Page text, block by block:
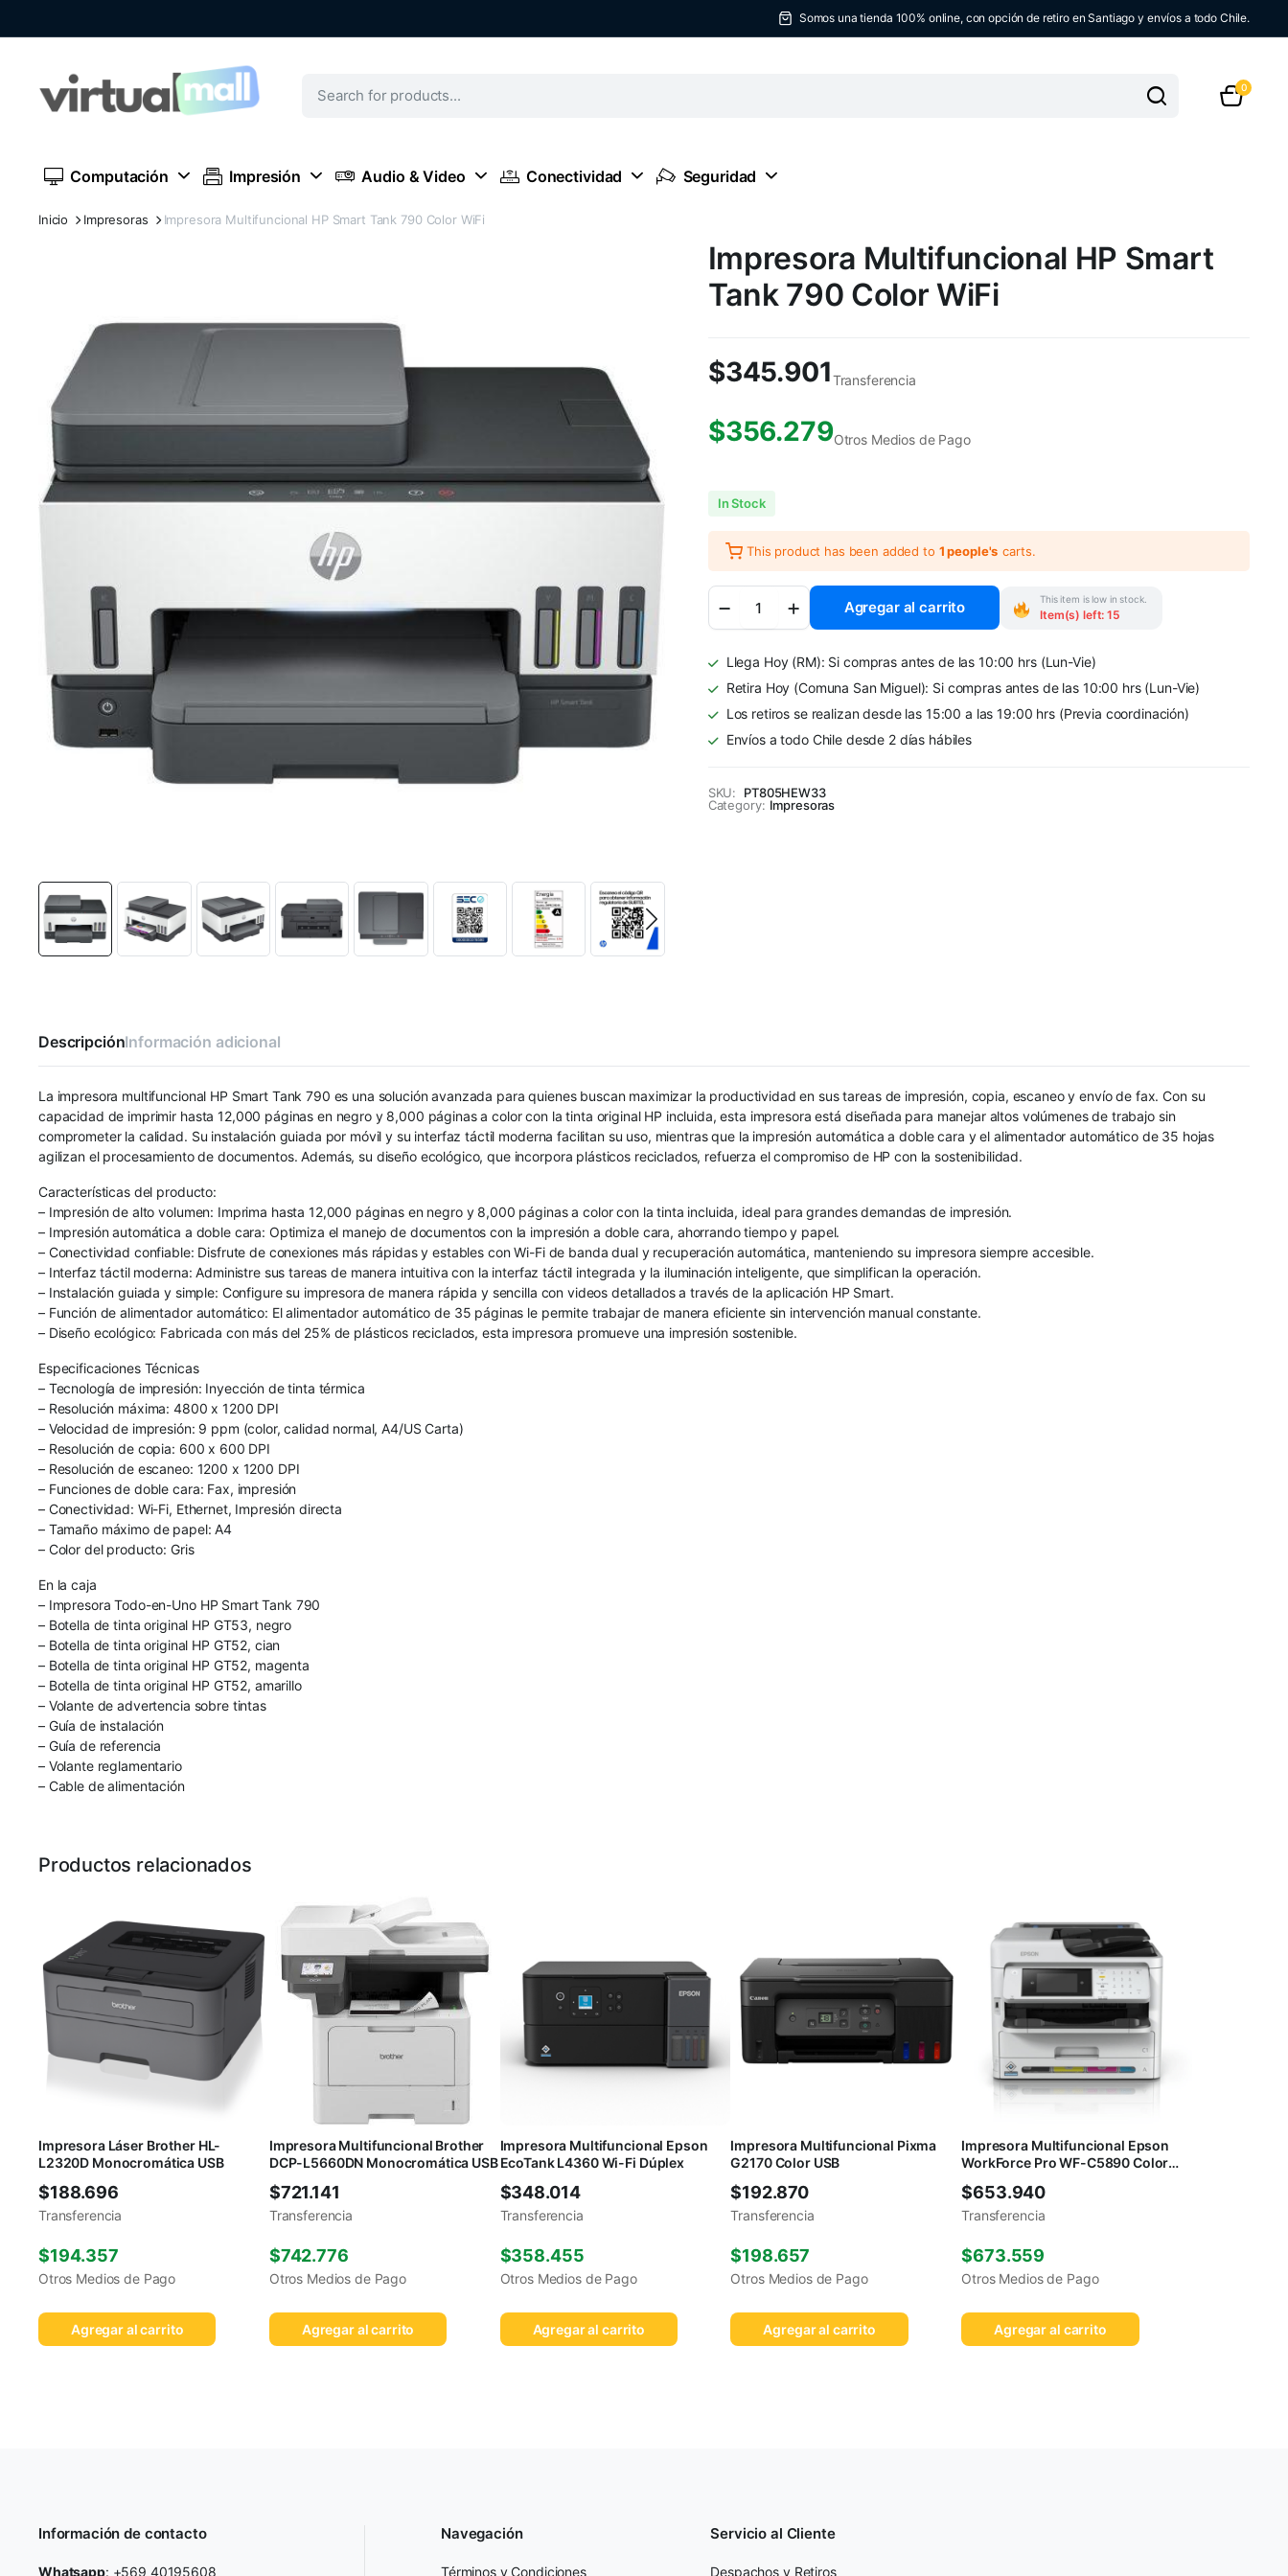
Somos una tienda 100% online, con opción de retiro en Santiago y envíos a todo Chile.
0
Computación Impresión Audio & Video Conectividad Seguridad
Inicio Impresoras Impresora Multifuncional HP Smart Tank 790 Color WiFi
Impresora Multifuncional HP Smart
Tank 790 Color WiFi
$345.901Transferencia
$356.279Otros Medios de Pago
In Stock
This product has been added to 1 people's carts.
Multifuncional
HP
Tank
790
WiFi
quantity
Agregar al carrito This item is low in stock.
Item(s) left: 15
Llega Hoy (RM): Si compras antes de las 10:00 hrs (Lun-Vie)
Retira Hoy (Comuna San Miguel): Si compras antes de las 10:00 hrs (Lun-Vie)
Los retiros se realizan desde las 15:00 a las 19:00 hrs (Previa coordinación)
Envíos a todo Chile desde 2 días hábiles
SKU:
PT805HEW33
Category: Impresoras
DescripciónInformación adicional
La impresora multifuncional HP Smart Tank 790 es una solución avanzada para quienes buscan maximizar la productividad en sus tareas de impresión, copia, escaneo y envío de fax. Con su
capacidad de imprimir hasta 12,000 páginas en negro y 8,000 páginas a color con la tinta original HP incluida, esta impresora está diseñada para manejar altos volúmenes de trabajo sin
comprometer la calidad. Su instalación guiada por móvil y su interfaz táctil moderna facilitan su uso, mientras que la impresión automática a doble cara y el alimentador automático de 35 hojas
agilizan el procesamiento de documentos. Además, su diseño ecológico, que incorpora plásticos reciclados, refuerza el compromiso de HP con la sostenibilidad.
Características del producto:
– Impresión de alto volumen: Imprima hasta 12,000 páginas en negro y 8,000 páginas a color con la tinta incluida, ideal para grandes demandas de impresión.
– Impresión automática a doble cara: Optimiza el manejo de documentos con la impresión a doble cara, ahorrando tiempo y papel.
– Conectividad confiable: Disfrute de conexiones más rápidas y estables con Wi-Fi de banda dual y recuperación automática, manteniendo su impresora siempre accesible.
– Interfaz táctil moderna: Administre sus tareas de manera intuitiva con la interfaz táctil integrada y la iluminación inteligente, que simplifican la operación.
– Instalación guiada y simple: Configure su impresora de manera rápida y sencilla con videos detallados a través de la aplicación HP Smart.
– Función de alimentador automático: El alimentador automático de 35 páginas le permite trabajar de manera eficiente sin intervención manual constante.
– Diseño ecológico: Fabricada con más del 25% de plásticos reciclados, esta impresora promueve una impresión sostenible.
Especificaciones Técnicas
– Tecnología de impresión: Inyección de tinta térmica
– Resolución máxima: 4800 x 1200 DPI
– Velocidad de impresión: 9 ppm (color, calidad normal, A4/US Carta)
– Resolución de copia: 600 x 600 DPI
– Resolución de escaneo: 1200 x 1200 DPI
– Funciones de doble cara: Fax, impresión
– Conectividad: Wi-Fi, Ethernet, Impresión directa
– Tamaño máximo de papel: A4
– Color del producto: Gris
En la caja
– Impresora Todo-en-Uno HP Smart Tank 790
– Botella de tinta original HP GT53, negro
– Botella de tinta original HP GT52, cian
– Botella de tinta original HP GT52, magenta
– Botella de tinta original HP GT52, amarillo
– Volante de advertencia sobre tintas
– Guía de instalación
– Guía de referencia
– Volante reglamentario
– Cable de alimentación
Productos relacionados
Impresora Láser Brother HL-
L2320D Monocromática USB
$188.696
Transferencia
$194.357
Otros Medios de Pago
Agregar al carrito
Impresora Multifuncional Brother
DCP-L5660DN Monocromática USB
$721.141
Transferencia
$742.776
Otros Medios de Pago
Agregar al carrito
Impresora Multifuncional Epson
EcoTank L4360 Wi-Fi Dúplex
$348.014
Transferencia
$358.455
Otros Medios de Pago
Agregar al carrito
Impresora Multifuncional Pixma
G2170 Color USB
$192.870
Transferencia
$198.657
Otros Medios de Pago
Agregar al carrito
Impresora Multifuncional Epson
WorkForce Pro WF-C5890 Color
$653.940
Transferencia
$673.559
Otros Medios de Pago
Agregar al carrito
Información de contacto
Whatsapp: +569 40195608
Navegación
Términos y Condiciones
Servicio al Cliente
Despachos y Retiros